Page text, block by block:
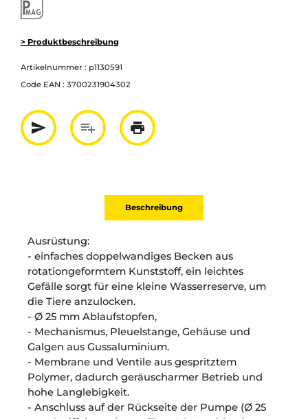
> Produktbeschreibung
Artikelnummer : p1130591
Code EAN : 3700231904302
send
Partager par mail
playlist_add
Ajouter à la liste
print
Imprimer
Beschreibung
Ausrüstung:
- einfaches doppelwandiges Becken aus
rotationgeformtem Kunststoff, ein leichtes
Gefälle sorgt für eine kleine Wasserreserve, um
die Tiere anzulocken.
- Ø 25 mm Ablaufstopfen,
- Mechanismus, Pleuelstange, Gehäuse und
Galgen aus Gussaluminium.
- Membrane und Ventile aus gespritztem
Polymer, dadurch geräuscharmer Betrieb und
hohe Langlebigkeit.
- Anschluss auf der Rückseite der Pumpe (Ø 25